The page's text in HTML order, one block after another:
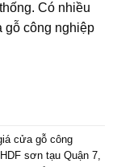
Có nhiều
gỗ công nghiệp
cửa gỗ công
sơn tạu Quận 7